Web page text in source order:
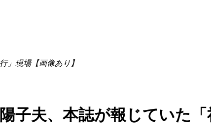
」現場【画像あり】
子夫、本誌が報じていた